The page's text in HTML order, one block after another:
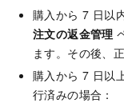
購入から 7 日以
注文の返金管理
ます。その後、
購入から 7 日以
行済みの場合：